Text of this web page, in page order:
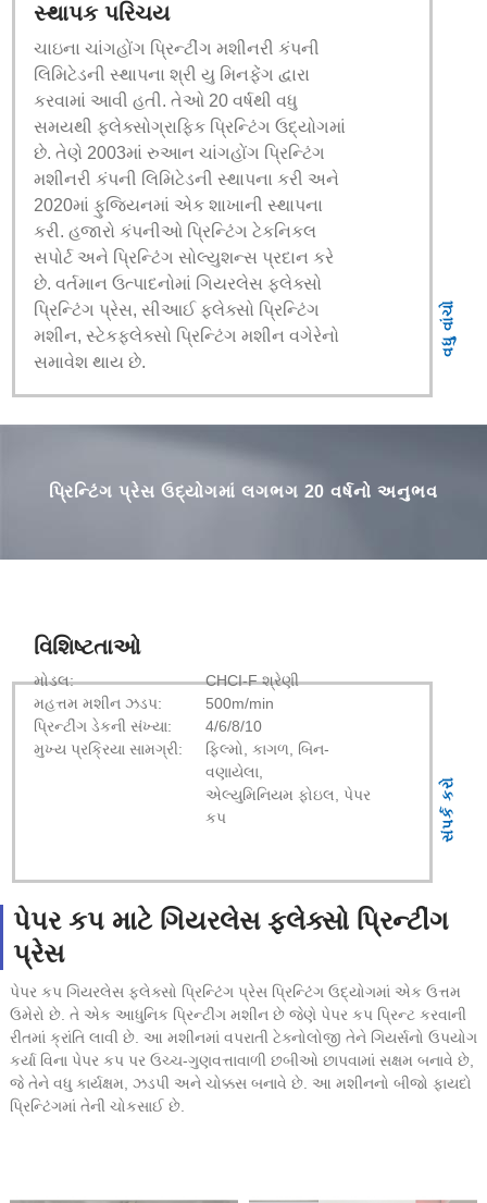
સ્થાપક પરિચય
ચાઇના ચાંગહોંગ પ્રિન્ટીંગ મશીનરી કંપની
લિમિટેડની સ્થાપના શ્રી યુ મિનફેંગ દ્વારા
કરવામાં આવી હતી. તેઓ 20 વર્ષથી વધુ
સમયથી ફ્લેક્સોગ્રાફિક પ્રિન્ટિંગ ઉદ્યોગમાં
છે. તેણે 2003માં રુઆન ચાંગહોંગ પ્રિન્ટિંગ
મશીનરી કંપની લિમિટેડની સ્થાપના કરી અને
2020માં ફુજિયનમાં એક શાખાની સ્થાપના
કરી. હજારો કંપનીઓ પ્રિન્ટિંગ ટેકનિકલ
સપોર્ટ અને પ્રિન્ટિંગ સોલ્યુશન્સ પ્રદાન કરે
છે. વર્તમાન ઉત્પાદનોમાં ગિયરલેસ ફ્લેક્સો
પ્રિન્ટિંગ પ્રેસ, સીઆઈ ફ્લેક્સો પ્રિન્ટિંગ
મશીન, સ્ટેકફ્લેક્સો પ્રિન્ટિંગ મશીન વગેરેનો
સમાવેશ થાય છે.
વધુ વાંચો
પ્રિન્ટિંગ પ્રેસ ઉદ્યોગમાં લગભગ 20 વર્ષનો અનુભવ
વિશિષ્ટતાઓ
મોડલ:
મહત્તમ મશીન ઝડપ:
પ્રિન્ટીંગ ડેકની સંખ્યા:
મુખ્ય પ્રક્રિયા સામગ્રી:
CHCI-F શ્રેણી
500m/min
4/6/8/10
ફિલ્મો, કાગળ, બિન-
વણાયેલા,
એલ્યુમિનિયમ ફોઇલ, પેપર
કપ
સંપર્ક કરો
પેપર કપ માટે ગિયરલેસ ફ્લેક્સો પ્રિન્ટીંગ
પ્રેસ
પેપર કપ ગિયરલેસ ફ્લેક્સો પ્રિન્ટિંગ પ્રેસ પ્રિન્ટિંગ ઉદ્યોગમાં એક ઉત્તમ
ઉમેરો છે. તે એક આધુનિક પ્રિન્ટીંગ મશીન છે જેણે પેપર કપ પ્રિન્ટ કરવાની
રીતમાં ક્રાંતિ લાવી છે. આ મશીનમાં વપરાતી ટેક્નોલોજી તેને ગિયર્સનો ઉપયોગ
કર્યા વિના પેપર કપ પર ઉચ્ચ-ગુણવત્તાવાળી છબીઓ છાપવામાં સક્ષમ બનાવે છે,
જે તેને વધુ કાર્યક્ષમ, ઝડપી અને ચોક્કસ બનાવે છે. આ મશીનનો બીજો ફાયદો
પ્રિન્ટિંગમાં તેની ચોકસાઈ છે.